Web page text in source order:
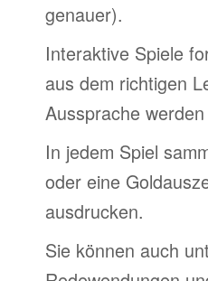
genauer).
Interaktive Spiele
aus dem richtigen
Aussprache
In jedem Spiel
oder eine
ausdrucken.
Sie können auch